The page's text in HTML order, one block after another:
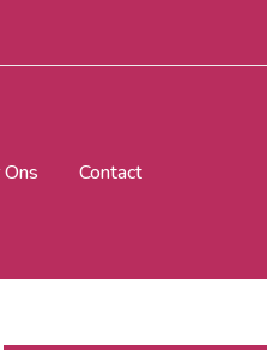
Contact